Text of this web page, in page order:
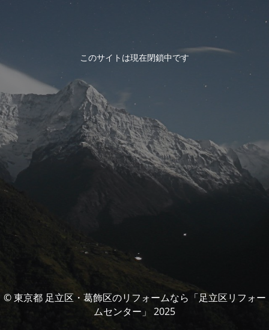
このサイトは現在閉鎖中です
© 東京都 足立区・葛飾区のリフォームなら「足立区リフォー
ムセンター」 2025